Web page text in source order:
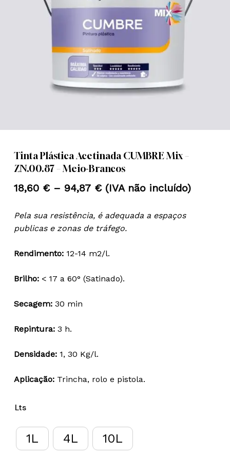
Tinta Plástica Acetinada CUMBRE Mix –
ZN.00.87 – Meio-Brancos
18,60 € – 94,87 €Price
18,60 €
through
94,87 €
(IVA não incluído)
Pela sua resistência, é adequada a espaços
publicas e zonas de tráfego.
Rendimento:12-14 m2/l.
Brilho:< 17 a 60° (Satinado).
Secagem:30 min
Repintura:3 h.
Densidade:1, 30 Kg/l.
Aplicação:Trincha, rolo e pistola.
Lts
1L 4L 10L
Nome*
Email*
próxima vez que eu comentar.